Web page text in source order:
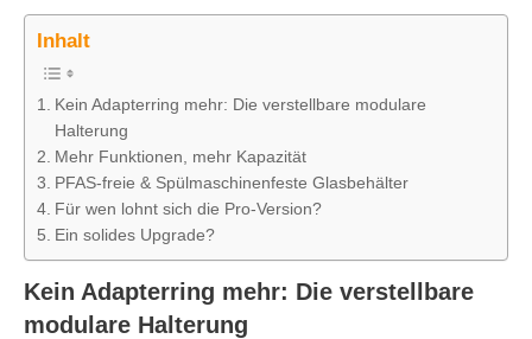
Inhalt
Kein Adapterring mehr: Die verstellbare modulare
Halterung
Mehr Funktionen, mehr Kapazität
PFAS-freie & Spülmaschinenfeste Glasbehälter
Für wen lohnt sich die Pro-Version?
Ein solides Upgrade?
Kein Adapterring mehr: Die verstellbare
modulare Halterung